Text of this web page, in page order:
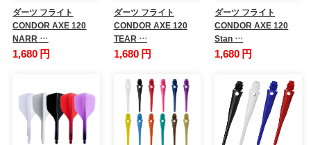
ダーツ フライト
CONDOR AXE 120
NARR …
1,680 円
ダーツ フライト
CONDOR AXE 120
TEAR …
1,680 円
ダーツ フライト
CONDOR AXE 120
Stan …
1,680 円